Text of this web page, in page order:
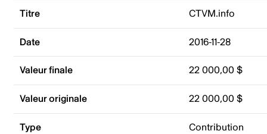
Titre CTVM.info
Date 2016-11-28
Valeur finale 22 000,00 $
Valeur originale 22 000,00 $
Type Contribution